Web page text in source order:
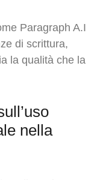
Paragraph A.I
di scrittura,
la qualità che la
nella